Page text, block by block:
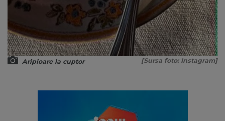
Aripioare la cuptor [Sursa foto: Instagram]